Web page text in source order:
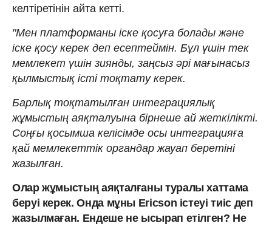
келтіретінін айта кетті.
"Мен платформаны іске қосуға болады және
іске қосу керек деп есептеймін. Бұл үшін тек
мемлекет үшін зиянды, заңсыз әрі мағынасыз
қылмыстық істі тоқтату керек.
Барлық тоқтатылған интеграциялық
жұмыстың аяқталуына бірнеше ай жеткілікті.
Соңғы қосымша келісімде осы интеграцияға
қай мемлекеттік органдар жауап беретіні
жазылған.
Олар жұмыстың аяқталғаны туралы хаттама
беруі керек. Онда мұны Ericson істеуі тиіс деп
жазылмаған. Ендеше не ысырап етілген? Не